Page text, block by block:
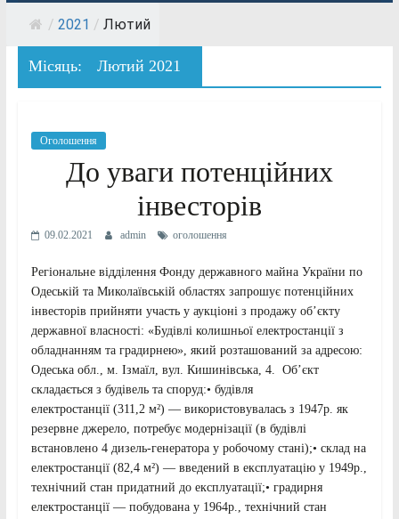
/ 2021 / Лютий
Місяць: Лютий 2021
Оголошення
До уваги потенційних
інвесторів
09.02.2021 admin оголошення
Регіональне відділення Фонду державного майна України по
Одеській та Миколаївській областях запрошує потенційних
інвесторів прийняти участь у аукціоні з продажу об’єкту
державної власності: «Будівлі колишньої електростанції з
обладнанням та градирнею», який розташований за адресою:
Одеська обл., м. Ізмаїл, вул. Кишинівська, 4. Об’єкт
складається з будівель та споруд:• будівля
електростанції (311,2 м²) — використовувалась з 1947р. як
резервне джерело, потребує модернізації (в будівлі
встановлено 4 дизель-генератора у робочому стані);• склад на
електростанції (82,4 м²) — введений в експлуатацію у 1949р.,
технічний стан придатний до експлуатації;• градирня
електростанції — побудована у 1964р., технічний стан